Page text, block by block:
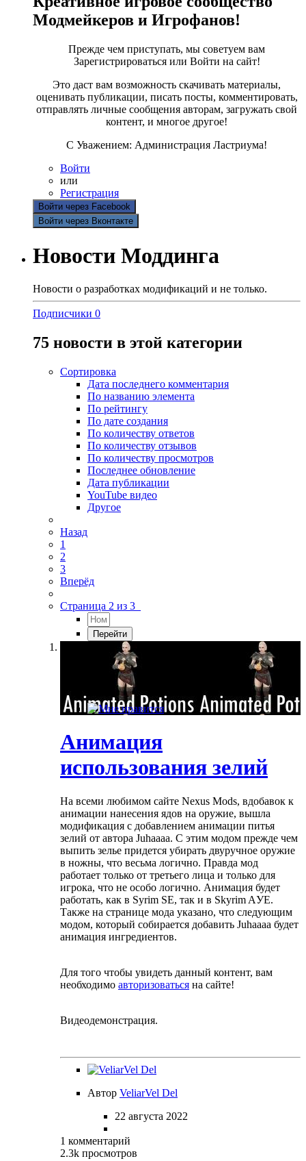
Модмейкеров и Игрофанов!
Прежде чем приступать, мы советуем вам
Зарегистрироваться или Войти на сайт!
Это даст вам возможность скачивать материалы,
оценивать публикации, писать посты, комментировать,
отправлять личные сообщения авторам, загружать свой
контент, и многое другое!
С Уважением: Администрация Ластриума!
Войти
или
Регистрация
Войти через Facebook
Войти через Вконтакте
Новости Моддинга
Новости о разработках модификаций и не только.
Подписчики 0
75 новости в этой категории
Сортировка
Дата последнего комментария
По названию элемента
По рейтингу
По дате создания
По количеству ответов
По количеству отзывов
По количеству просмотров
Последнее обновление
Дата публикации
YouTube видео
Другое
Назад
1
2
3
Вперёд
Страница 2 из 3
Анимация
использования зелий
На всеми любимом сайте Nexus Mods, вдобавок к
анимации нанесения ядов на оружие, вышла
модификация с добавлением анимации питья
зелий от автора Juhaaaa. С этим модом прежде чем
выпить зелье придется убирать двуручное оружие
в ножны, что весьма логично. Правда мод
работает только от третьего лица и только для
игрока, что не особо логично. Анимация будет
работать, как в Syrim SE, так и в Skyrim AУE.
Также на странице мода указано, что следующим
модом, который собирается добавить Juhaaaa будет
анимация ингредиентов.
Для того чтобы увидеть данный контент, вам
необходимо авторизоваться на сайте!
Видеодемонстрация.
Автор VeliarVel Del
22 августа 2022
1 комментарий
2.3k просмотров